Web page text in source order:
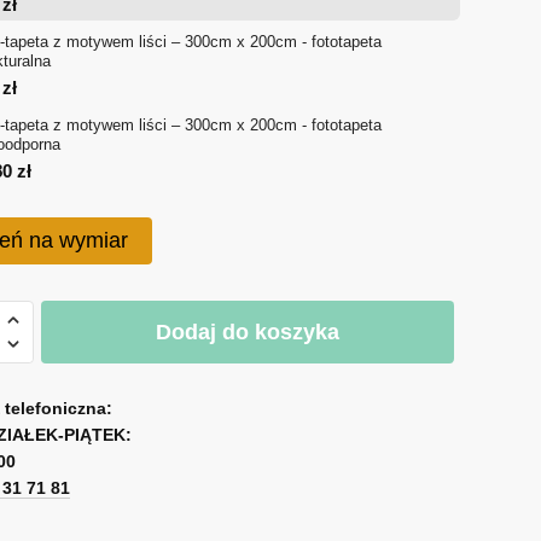
714 zł
1,080 zł
tapeta z motywem liści – 300cm x 200cm - fototapeta
zł
tapeta z motywem liści – 300cm x 200cm - fototapeta
zł
na wymiar
Dodaj do koszyka
PIĄTEK:
71 81